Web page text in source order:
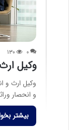
۰ ۱۳۰
وکیل
وکیل ارث و
و انحصار
بیشتر